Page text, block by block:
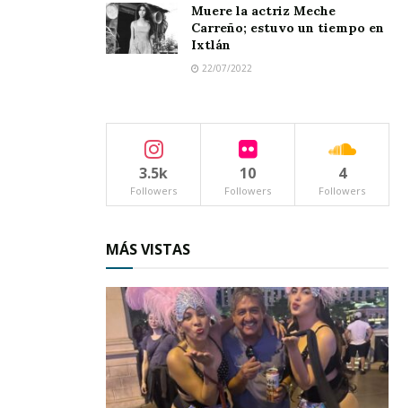
elecciones FEUAN UASI
Muere la actriz Meche
Carreño; estuvo un tiempo en
Ixtlán
22/07/2022
3.5k
Followers
10
Followers
4
Followers
MÁS VISTAS